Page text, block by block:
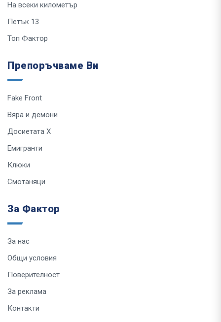
На всеки километър
Петък 13
Топ Фактор
Препоръчваме Ви
Fake Front
Вяра и демони
Досиетата Х
Емигранти
Клюки
Смотаняци
За Фактор
За нас
Общи условия
Поверителност
За реклама
Контакти